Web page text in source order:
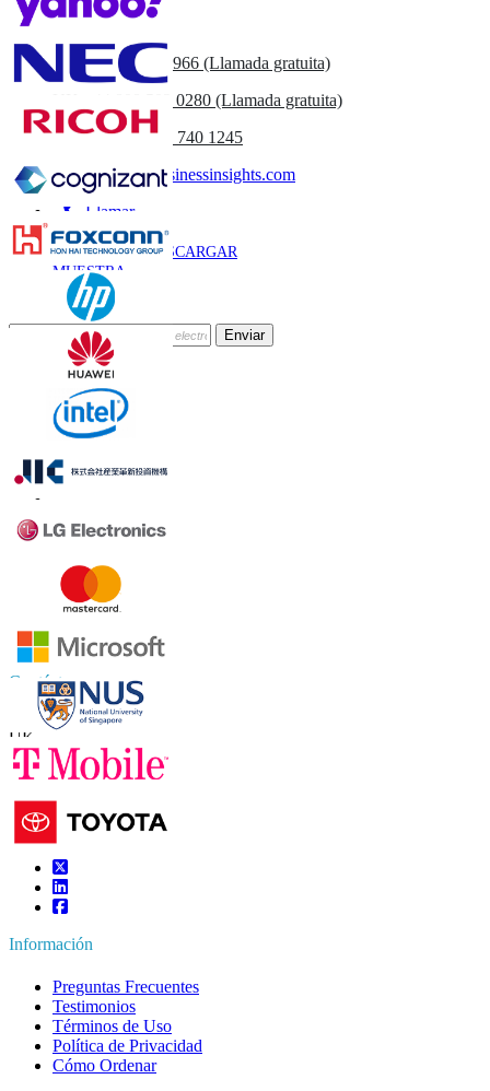
+1 833 909 2966 (Llamada gratuita)
+44 808 502 0280 (Llamada gratuita)
(APAC) +91 744 740 1245
sales@fortunebusinessinsights.com
Llamar
Correo
DESCARGAR
MUESTRA
Suscríbete al Boletín
Enviar
Confianza Online
Contáctanos
+1 833 909 2966 ( Llamada gratuita )
UK
APAC+91 744 740 1245
sales@fortunebusinessinsights.com
Conéctate con nosotros
Información
Preguntas Frecuentes
Testimonios
Términos de Uso
Política de Privacidad
Cómo Ordenar